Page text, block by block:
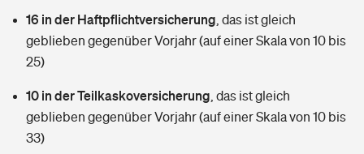
Wer versichert was: Jetzt Versicherer finden
Sie haben Fragen?
Mietkautionsversicherung
Restkreditversicherung
Zur Übersicht
Kinderinvalidität
Hundehalter-Haftpflicht
Tierkrankenversicherung
Zur Übersicht
Tools
16 in der Haftpflichtversicherung das ist gleich
geblieben gegenüber Vorjahr (auf einer Skala von 10 bis
25)
10 in der Teilkaskoversicherung das ist gleich
geblieben gegenüber Vorjahr (auf einer Skala von 10 bis
33)